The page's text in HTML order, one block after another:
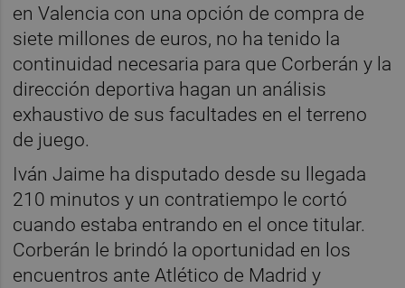
en Valencia con una opción de compra de
siete millones de euros, no ha tenido la
continuidad necesaria para que Corberán y la
dirección deportiva hagan un análisis
exhaustivo de sus facultades en el terreno
de juego.
Iván Jaime ha disputado desde su llegada
210 minutos y un contratiempo le cortó
cuando estaba entrando en el once titular.
Corberán le brindó la oportunidad en los
encuentros ante Atlético de Madrid y